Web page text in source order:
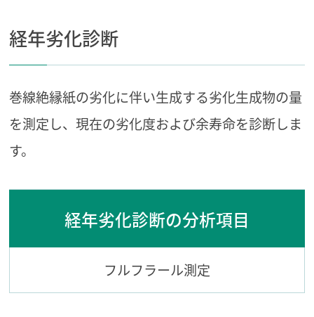
経年劣化診断
巻線絶縁紙の劣化に伴い生成する劣化生成物の量
を測定し、現在の劣化度および余寿命を診断しま
す。
経年劣化診断の分析項目
フルフラール測定